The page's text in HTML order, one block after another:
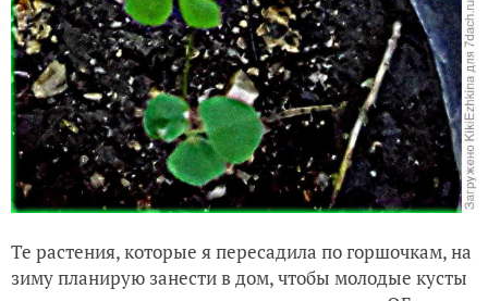
Те растения, которые я пересадила по горшочкам, на
зиму планирую занести в дом, чтобы молодые кусты